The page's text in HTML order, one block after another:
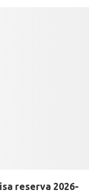
reserva 2026-